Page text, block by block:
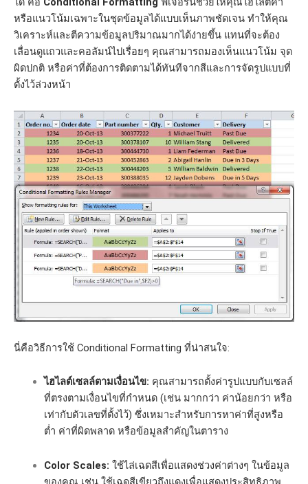
หรือแนวโน้มเฉพาะในชุดข้อมูลได้แบบเห็นภาพชัดเจน ทำให้คุณ
วิเคราะห์และตีความข้อมูลปริมาณมากได้ง่ายขึ้น แทนที่จะต้อง
เลื่อนดูแถวและคอลัมน์ไปเรื่อยๆ คุณสามารถมองเห็นแนวโน้ม จุด
ผิดปกติ หรือค่าที่ต้องการติดตามได้ทันทีจากสีและการจัดรูปแบบที่
ตั้งไว้ล่วงหน้า
นี่คือวิธีการใช้ Conditional Formatting ที่น่าสนใจ:
ไฮไลต์เซลล์ตามเงื่อนไข: คุณสามารถตั้งค่ารูปแบบกับเซลล์
ที่ตรงตามเงื่อนไขที่กำหนด (เช่น มากกว่า ค่าน้อยกว่า หรือ
เท่ากับตัวเลขที่ตั้งไว้) ซึ่งเหมาะสำหรับการหาค่าที่สูงหรือ
ต่ำ ค่าที่ผิดพลาด หรือข้อมูลสำคัญในตาราง
Color Scales: ใช้ไล่เฉดสีเพื่อแสดงช่วงค่าต่างๆ ในข้อมูล